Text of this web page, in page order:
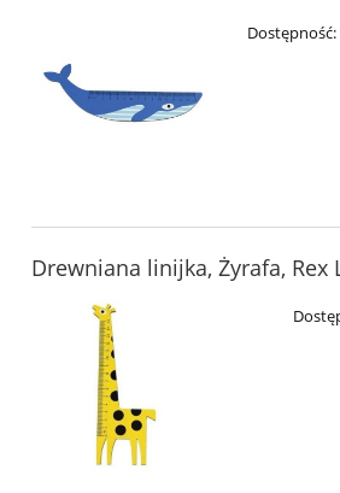
Dostępność:
Drewniana linijka, Żyrafa, Rex